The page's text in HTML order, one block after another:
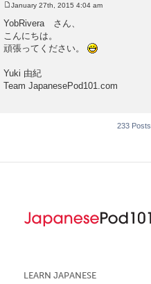
o
s
January 27th, 2015 4:04 am
YobRivera さん、
こんにちは。
頑張ってください。
Yuki 由紀
Team JapanesePod101.com
233 Posts
LEARN JAPANESE